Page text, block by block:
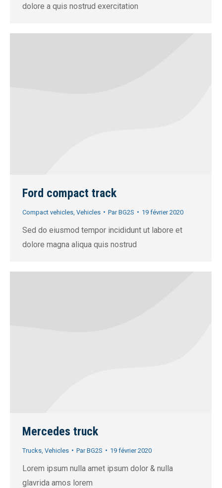
dolore a quis nostrud exercitation
Ford compact track
Compact vehicles Vehicles ParBG2S 19 février 2020
Sed do eiusmod tempor incididunt ut labore et
dolore magna aliqua quis nostrud
Mercedes truck
Trucks Vehicles ParBG2S 19 février 2020
Lorem ipsum nulla amet ipsum dolor & nulla
glavrida amos lorem